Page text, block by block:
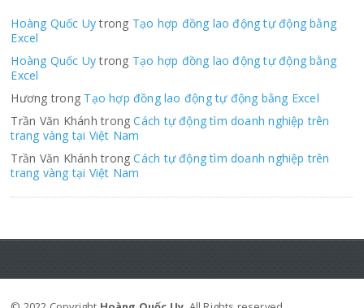
Hoàng Quốc Uytrong Tạo hợp đồng lao động tự động bằng
Excel
Hoàng Quốc Uytrong Tạo hợp đồng lao động tự động bằng
Excel
Hương trong Tạo hợp đồng lao động tự động bằng Excel
Trần Văn Khánh trongCách tự động tìm doanh nghiệp trên
trang vàng tại Việt Nam
Trần Văn Khánh trongCách tự động tìm doanh nghiệp trên
trang vàng tại Việt Nam